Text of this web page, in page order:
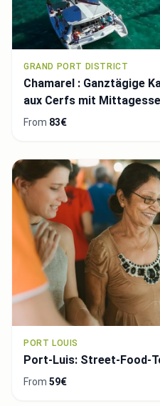
GRAND PORT DISTRICT
Chamarel : Ganztägige
aux Cerfs mit
From 83€
PORT LOUIS
Port-Luis: Street-Food-
From 59€